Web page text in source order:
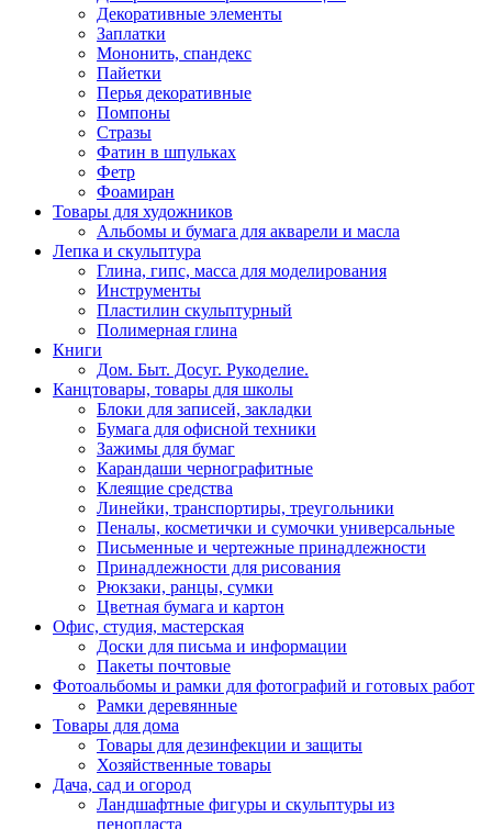
Декоративные элементы
Заплатки
Мононить, спандекс
Пайетки
Перья декоративные
Помпоны
Стразы
Фатин в шпульках
Фетр
Фоамиран
Товары для художников
Альбомы и бумага для акварели и масла
Лепка и скульптура
Глина, гипс, масса для моделирования
Инструменты
Пластилин скульптурный
Полимерная глина
Книги
Дом. Быт. Досуг. Рукоделие.
Канцтовары, товары для школы
Блоки для записей, закладки
Бумага для офисной техники
Зажимы для бумаг
Карандаши чернографитные
Клеящие средства
Линейки, транспортиры, треугольники
Пеналы, косметички и сумочки универсальные
Письменные и чертежные принадлежности
Принадлежности для рисования
Рюкзаки, ранцы, сумки
Цветная бумага и картон
Офис, студия, мастерская
Доски для письма и информации
Пакеты почтовые
Фотоальбомы и рамки для фотографий и готовых работ
Рамки деревянные
Товары для дома
Товары для дезинфекции и защиты
Хозяйственные товары
Дача, сад и огород
Ландшафтные фигуры и скульптуры из
пенопласта